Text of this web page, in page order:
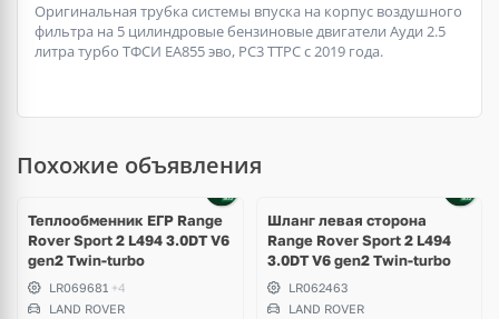
Оригинальная трубка системы впуска на корпус воздушного
фильтра на 5 цилиндровые бензиновые двигатели Ауди 2.5
литра турбо ТФСИ ЕА855 эво, РС3 ТТРС с 2019 года.
Похожие объявления
Теплообменник ЕГР Range
Rover Sport 2 L494 3.0DT V6
gen2 Twin-turbo
LR069681 +4
LAND ROVER
Шланг левая сторона
Range Rover Sport 2 L494
3.0DT V6 gen2 Twin-turbo
LR062463
LAND ROVER